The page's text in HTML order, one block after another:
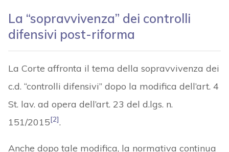
La “sopravvivenza” dei controlli
difensivi post-riforma
La Corte affronta il tema della sopravvivenza dei
c.d. “controlli difensivi” dopo la modifica dell’art. 4
St. lav. ad opera dell’art. 23 del d.lgs. n.
151/2015[2].
Anche dopo tale modifica, la normativa continua